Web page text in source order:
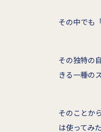
その中でも
その独特の
きる一種の
そのことか
は使ってみ